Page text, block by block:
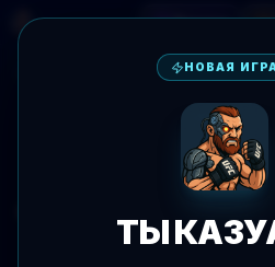
🎮 Фэнтези 📅
Новости
Мухаммад
события Роузи-
за проблем
НОВАЯ
ТЫ